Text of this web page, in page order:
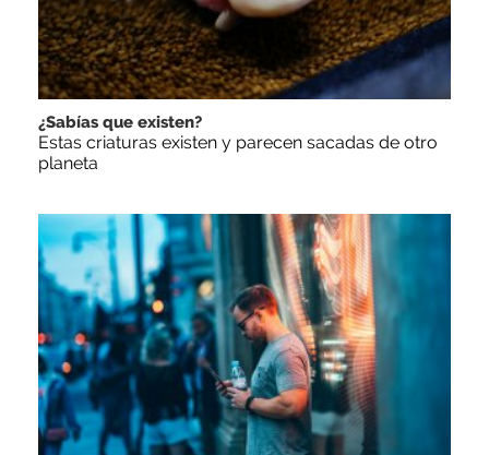
¿Sabías que existen?
Estas criaturas existen y parecen sacadas de otro
planeta